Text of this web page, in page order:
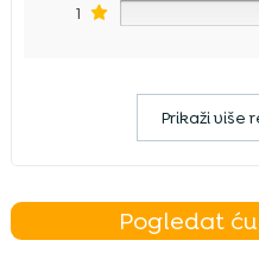
1
Prikaži više
Pogledat